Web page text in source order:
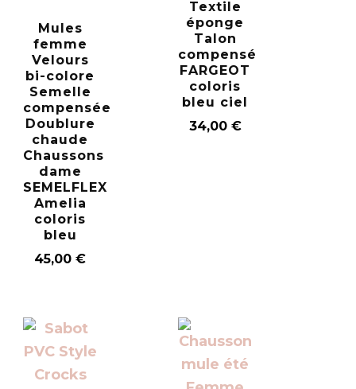
Mules
femme
Velours
bi-colore
Semelle
compensée
Doublure
chaude
Chaussons
dame
SEMELFLEX
Amelia
coloris
bleu
45,00€
Textile
éponge
Talon
compensé
FARGEOT
coloris
bleu ciel
34,00 €